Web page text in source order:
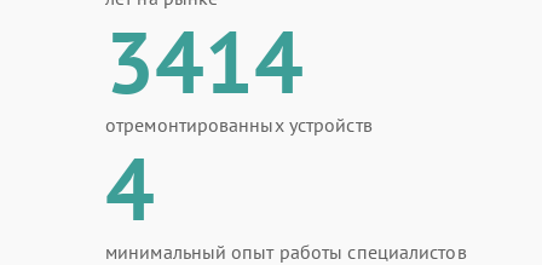
3414
отремонтированных устройств
4
минимальный опыт работы специалистов